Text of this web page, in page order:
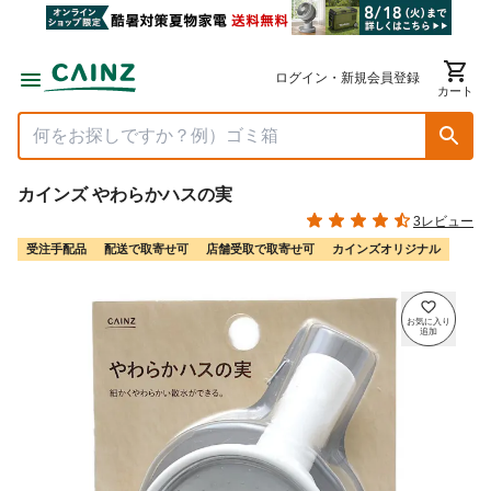
ログイン・新規会員登録
カート
カインズ やわらかハスの実
3レビュー
受注手配品 配送で取寄せ可 店舗受取で取寄せ可 カインズオリジナル